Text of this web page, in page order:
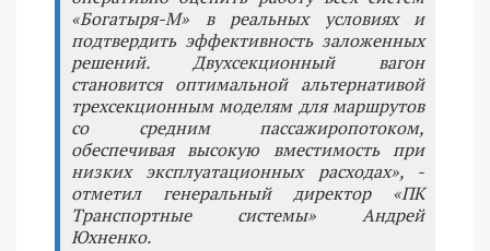
«Богатыря-М» в реальных условиях и
подтвердить эффективность заложенных
решений. Двухсекционный вагон
становится оптимальной альтернативой
трехсекционным моделям для маршрутов
со средним пассажиропотоком,
обеспечивая высокую вместимость при
низких эксплуатационных расходах», -
отметил генеральный директор «ПК
Транспортные системы» Андрей
Юхненко.